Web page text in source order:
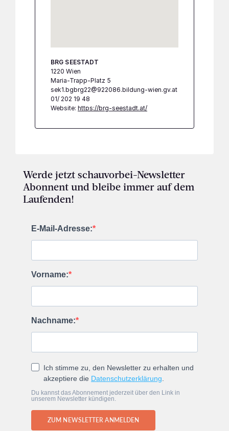
BRG SEESTADT
1220 Wien
Maria-Trapp-Platz 5
sek1.bgbrg22@922086.bildung-wien.gv.at
01/ 202 19 48
Website: https://brg-seestadt.at/
Werde jetzt schauvorbei-Newsletter
Abonnent und bleibe immer auf dem
Laufenden!
E-Mail-Adresse:
Vorname:
Nachname:
Ich stimme zu, den Newsletter zu erhalten und
akzeptiere die Datenschutzerklärung.
Du kannst das Abonnement jederzeit über den Link in
unserem Newsletter kündigen.
ZUM NEWSLETTER ANMELDEN